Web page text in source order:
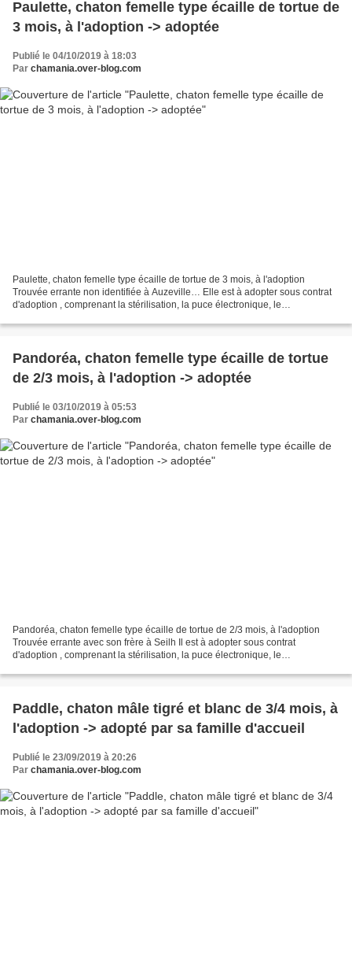
Paulette, chaton femelle type écaille de tortue de
3 mois, à l'adoption -> adoptée
Publié le 04/10/2019 à 18:03
Par chamania.over-blog.com
Paulette, chaton femelle type écaille de tortue de 3 mois, à l'adoption
Trouvée errante non identifiée à Auzeville… Elle est à adopter sous contrat
d'adoption , comprenant la stérilisation, la puce électronique, le
Pandoréa, chaton femelle type écaille de tortue
de 2/3 mois, à l'adoption -> adoptée
Publié le 03/10/2019 à 05:53
Par chamania.over-blog.com
Pandoréa, chaton femelle type écaille de tortue de 2/3 mois, à l'adoption
Trouvée errante avec son frère à Seilh Il est à adopter sous contrat
d'adoption , comprenant la stérilisation, la puce électronique, le
Paddle, chaton mâle tigré et blanc de 3/4 mois, à
l'adoption -> adopté par sa famille d'accueil
Publié le 23/09/2019 à 20:26
Par chamania.over-blog.com